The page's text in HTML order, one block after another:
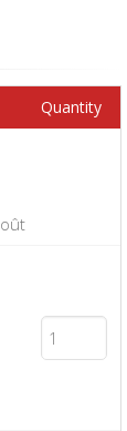
Quantity